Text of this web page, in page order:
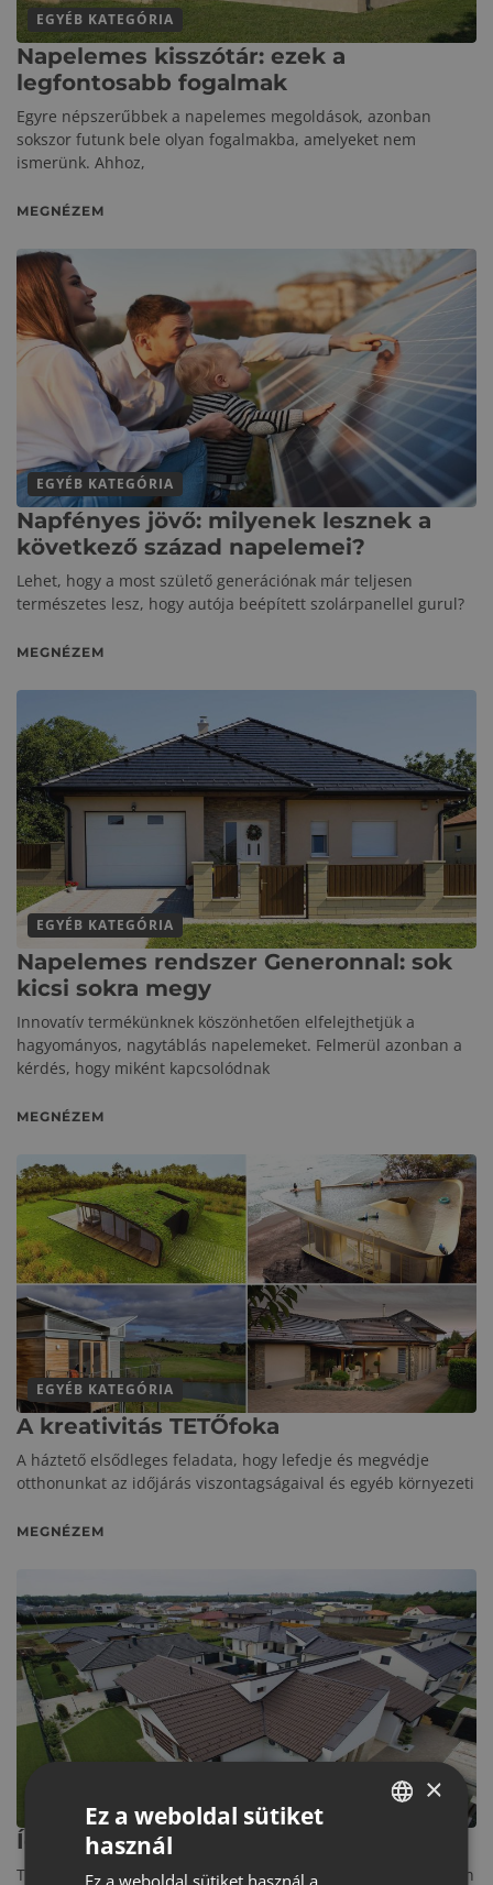
EGYÉB KATEGÓRIA
Napelemes kisszótár: ezek a
legfontosabb fogalmak
Egyre népszerűbbek a napelemes megoldások, azonban
sokszor futunk bele olyan fogalmakba, amelyeket nem
ismerünk. Ahhoz,
MEGNÉZEM
EGYÉB KATEGÓRIA
Napfényes jövő: milyenek lesznek a
következő század napelemei?
Lehet, hogy a most születő generációnak már teljesen
természetes lesz, hogy autója beépített szolárpanellel gurul?
MEGNÉZEM
EGYÉB KATEGÓRIA
Napelemes rendszer Generonnal: sok
kicsi sokra megy
Innovatív termékünknek köszönhetően elfelejthetjük a
hagyományos, nagytáblás napelemeket. Felmerül azonban a
kérdés, hogy miként kapcsolódnak
MEGNÉZEM
EGYÉB KATEGÓRIA
A kreativitás TETŐfoka
A háztető elsődleges feladata, hogy lefedje és megvédje
otthonunkat az időjárás viszontagságaival és egyéb környezeti
MEGNÉZEM
EGYÉB KATEGÓRIA
Így válasszunk tetőcserepet
Tetőt egy életre választunk, ezért érdemes rendkívül alaposan
×
Ez a weboldal sütiket
használ
Ez a weboldal sütiket használ a